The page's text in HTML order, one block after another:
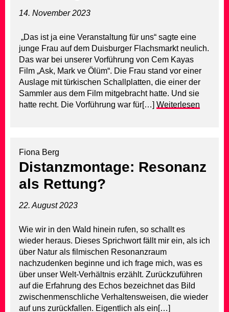
14. November 2023
„Das ist ja eine Veranstaltung für uns“ sagte eine
junge Frau auf dem Duisburger Flachsmarkt neulich.
Das war bei unserer Vorführung von Cem Kayas
Film „Ask, Mark ve Ölüm“. Die Frau stand vor einer
Auslage mit türkischen Schallplatten, die einer der
Sammler aus dem Film mitgebracht hatte. Und sie
hatte recht. Die Vorführung war für[…] Weiterlesen
Fiona Berg
Distanzmontage: Resonanz
als Rettung?
22. August 2023
Wie wir in den Wald hinein rufen, so schallt es
wieder heraus. Dieses Sprichwort fällt mir ein, als ich
über Natur als filmischen Resonanzraum
nachzudenken beginne und ich frage mich, was es
über unser Welt-Verhältnis erzählt. Zurückzuführen
auf die Erfahrung des Echos bezeichnet das Bild
zwischenmenschliche Verhaltensweisen, die wieder
auf uns zurückfallen. Eigentlich als ein[…]